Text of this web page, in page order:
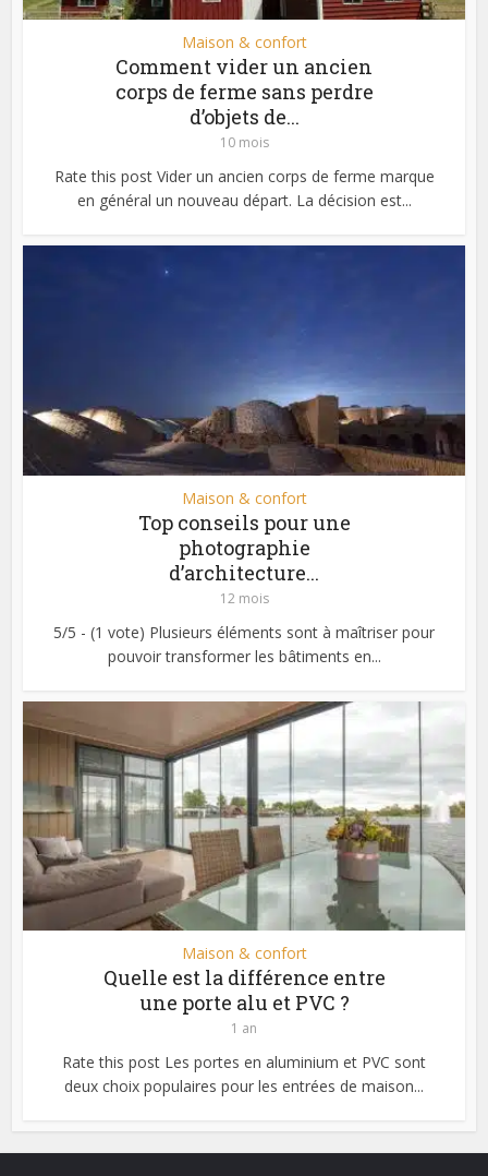
Maison & confort
Comment vider un ancien
corps de ferme sans perdre
d’objets de...
10 mois
Rate this post Vider un ancien corps de ferme marque
en général un nouveau départ. La décision est...
Maison & confort
Top conseils pour une
photographie
d’architecture...
12 mois
5/5 - (1 vote) Plusieurs éléments sont à maîtriser pour
pouvoir transformer les bâtiments en...
Maison & confort
Quelle est la différence entre
une porte alu et PVC ?
1 an
Rate this post Les portes en aluminium et PVC sont
deux choix populaires pour les entrées de maison...